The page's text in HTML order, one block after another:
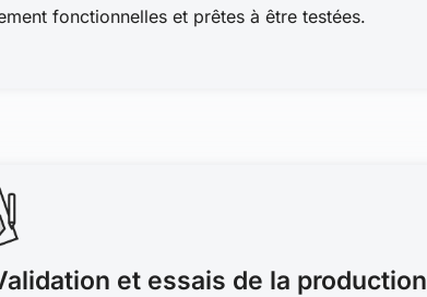
fonctionnelles et prêtes à être testées.
et essais de la production